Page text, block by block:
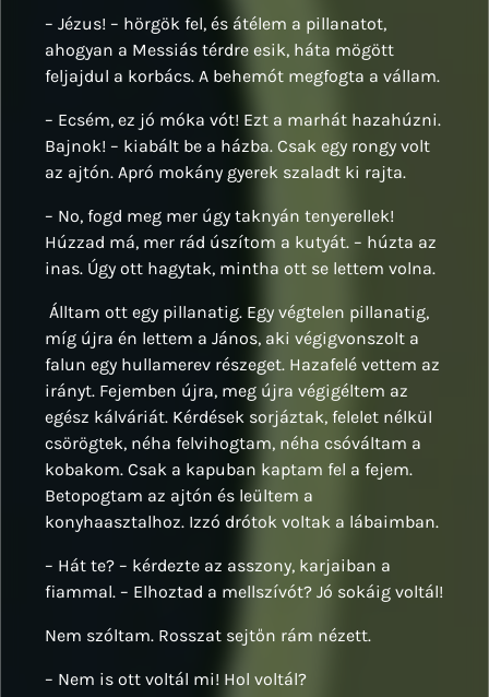
– Jézus! – hörgök fel, és átélem a pillanatot,
ahogyan a Messiás térdre esik, háta mögött
feljajdul a korbács. A behemót megfogta a vállam.
– Ecsém, ez jó móka vót! Ezt a marhát hazahúzni.
Bajnok! – kiabált be a házba. Csak egy rongy volt
az ajtón. Apró mokány gyerek szaladt ki rajta.
– No, fogd meg mer úgy taknyán tenyerellek!
Húzzad má, mer rád úszítom a kutyát. – húzta az
inas. Úgy ott hagytak, mintha ott se lettem volna.
Álltam ott egy pillanatig. Egy végtelen pillanatig,
míg újra én lettem a János, aki végigvonszolt a
falun egy hullamerev részeget. Hazafelé vettem az
irányt. Fejemben újra, meg újra végigéltem az
egész kálváriát. Kérdések sorjáztak, felelet nélkül
csörögtek, néha felvihogtam, néha csóváltam a
kobakom. Csak a kapuban kaptam fel a fejem.
Betopogtam az ajtón és leültem a
konyhaasztalhoz. Izzó drótok voltak a lábaimban.
– Hát te? – kérdezte az asszony, karjaiban a
fiammal. – Elhoztad a mellszívót? Jó sokáig voltál!
Nem szóltam. Rosszat sejtőn rám nézett.
– Nem is ott voltál mi! Hol voltál?